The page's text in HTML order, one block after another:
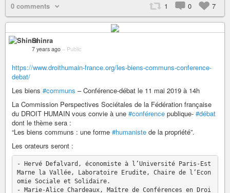
0 comments 1 0 7
Shinra
7 years ago – Public
https://www.droithumain-france.org/les-biens-communs-conference-
debat/
Les biens #communs – Conférence-débat le 11 mai 2019 à 14h
La Commission Perspectives Sociétales de la Fédération française
du DROIT HUMAIN vous convie à une #conférence publique- #débat
dont le thème sera :
“Les biens communs : une forme #humaniste de la propriété”.
Les orateurs seront :
- Hervé Defalvard, économiste à l’Université Paris-Est
Marne la Vallée, Laboratoire Erudite, Chaire de l’Econ
omie Sociale et Solidaire.
- Marie-Alice Chardeaux, Maître de Conférences en Droi